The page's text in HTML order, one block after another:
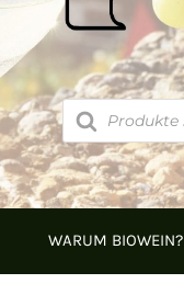
Products
search
WARUM BIOWEIN?